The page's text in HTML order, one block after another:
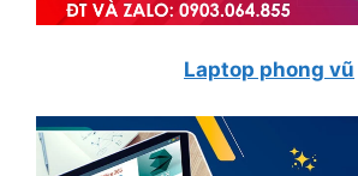
Laptop phong vũ